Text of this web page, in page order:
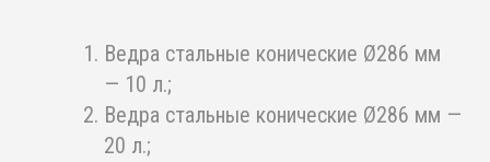
Ведра стальные конические Ø286 мм
— 10 л.;
Ведра стальные конические Ø286 мм —
20 л.;